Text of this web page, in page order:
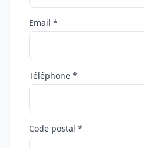
Email *
Téléphone *
Code postal *